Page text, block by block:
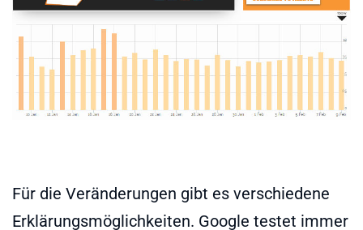
Für die Veränderungen gibt es verschiedene
Erklärungsmöglichkeiten. Google testet immer